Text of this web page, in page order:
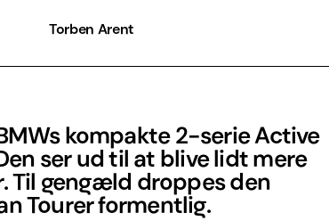
Torben Arent
kompakte 2-serie Active
ser ud til at blive lidt mere
Til gengæld droppes den
Tourer formentlig.